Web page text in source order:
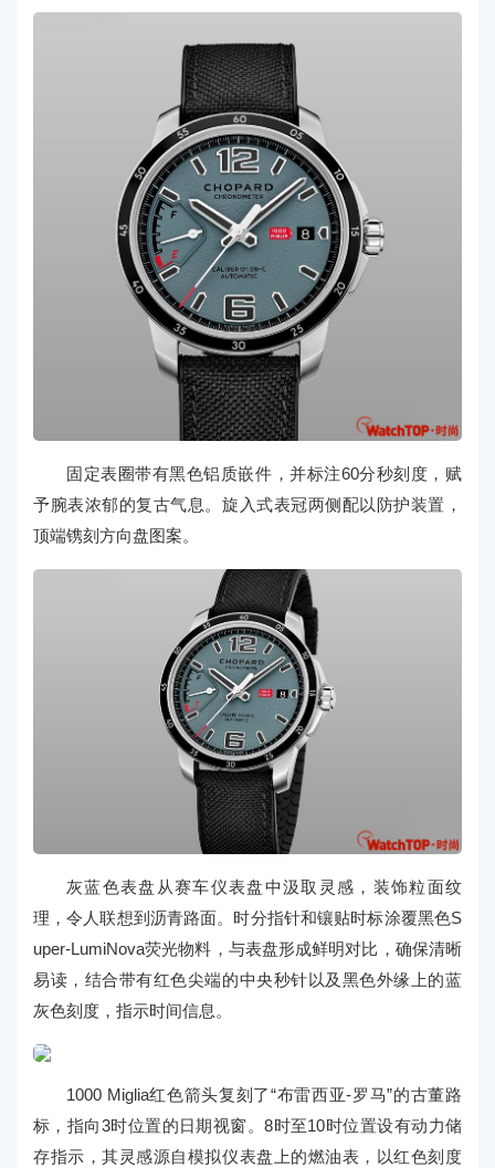
固定表圈带有黑色铝质嵌件，并标注60分秒刻度，赋
予腕表浓郁的复古气息。旋入式表冠两侧配以防护装置，
顶端镌刻方向盘图案。
灰蓝色表盘从赛车仪表盘中汲取灵感，装饰粒面纹
理，令人联想到沥青路面。时分指针和镶贴时标涂覆黑色S
uper-LumiNova荧光物料，与表盘形成鲜明对比，确保清晰
易读，结合带有红色尖端的中央秒针以及黑色外缘上的蓝
灰色刻度，指示时间信息。
1000 Miglia红色箭头复刻了“布雷西亚-罗马”的古董路
标，指向3时位置的日期视窗。8时至10时位置设有动力储
存指示，其灵感源自模拟仪表盘上的燃油表，以红色刻度